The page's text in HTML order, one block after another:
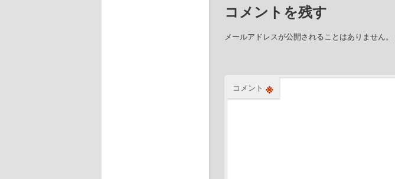
コメントを残す
メールアドレスが公開されることはありません。
コメント ※